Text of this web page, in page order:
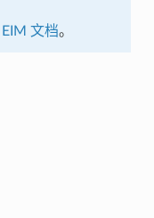
EIM 文档。